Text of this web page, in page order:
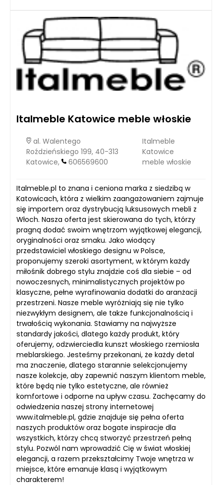
Italmeble Katowice meble włoskie
al. Walentego
Roździeńskiego 199, 40-313
Katowice,
606569600
Italmeble
Katowice
meble włoskie
Italmeble.pl to znana i ceniona marka z siedzibą w
Katowicach, która z wielkim zaangażowaniem zajmuje
się importem oraz dystrybucją luksusowych mebli z
Włoch. Nasza oferta jest skierowana do tych, którzy
pragną dodać swoim wnętrzom wyjątkowej elegancji,
oryginalności oraz smaku. Jako wiodący
przedstawiciel włoskiego designu w Polsce,
proponujemy szeroki asortyment, w którym każdy
miłośnik dobrego stylu znajdzie coś dla siebie – od
nowoczesnych, minimalistycznych projektów po
klasyczne, pełne wyrafinowania dodatki do aranżacji
przestrzeni. Nasze meble wyróżniają się nie tylko
niezwykłym designem, ale także funkcjonalnością i
trwałością wykonania. Stawiamy na najwyższe
standardy jakości, dlatego każdy produkt, który
oferujemy, odzwierciedla kunszt włoskiego rzemiosła
meblarskiego. Jesteśmy przekonani, że każdy detal
ma znaczenie, dlatego starannie selekcjonujemy
nasze kolekcje, aby zapewnić naszym klientom meble,
które będą nie tylko estetyczne, ale również
komfortowe i odporne na upływ czasu. Zachęcamy do
odwiedzenia naszej strony internetowej
www.italmeble.pl, gdzie znajduje się pełna oferta
naszych produktów oraz bogate inspiracje dla
wszystkich, którzy chcą stworzyć przestrzeń pełną
stylu. Pozwól nam wprowadzić Cię w świat włoskiej
elegancji, a razem przekształcimy Twoje wnętrza w
miejsce, które emanuje klasą i wyjątkowym
charakterem!